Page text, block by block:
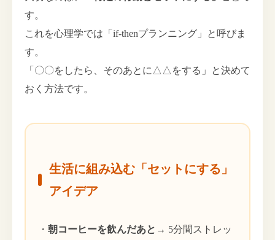
す。
これを心理学では「if-thenプランニング」と呼びま
す。
「〇〇をしたら、そのあとに△△をする」と決めて
おく方法です。
生活に組み込む「セットにする」
アイデア
・ 朝コーヒーを飲んだあと → 5分間ストレッ